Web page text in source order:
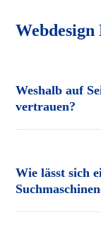
Weshalb auf
vertrauen?
Wie lässt sich